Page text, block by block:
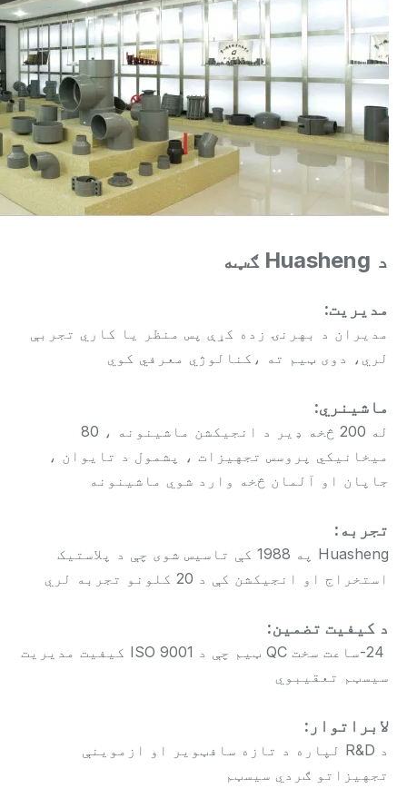
د Huasheng ګټه
مدیریت:
مدیران د بهرنۍ زده کړې پس منظر یا کاري تجربې
لري، دوی ټیم ته ،کنالوژي معرفي کوي
ماشینري:
له 200 څخه ډیر د انجیکشن ماشینونه ، 80
میخانیکي پروسس تجهیزات ، پشمول د تایوان ،
جاپان او آلمان څخه وارد شوي ماشینونه
تجربه:
Huasheng په 1988 کې تاسیس شوی چې د پلاستيک
استخراج او انجیکشن کې د 20 کلونو تجربه لري
د کیفیت تضمین:
24-ساعت سخت QC ټیم چې د ISO 9001 کیفیت مدیریت
سیسټم تعقیبوي
لابراتوار:
د R&D لپاره د تازه سافټویر او ازموینې
تجهیزاتو ګردي سیسټم